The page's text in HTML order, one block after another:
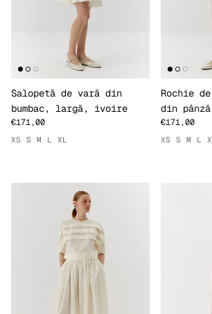
Salopetă de vară din
bumbac, largă, ivoire
€171,00
XS S M L XL
Rochie
din
€171,00
XS S M L